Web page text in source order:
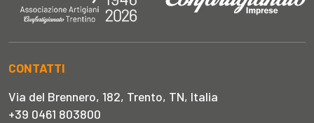
CONTATTI
Via del Brennero, 182, Trento, TN, Italia
+39 0461 803800